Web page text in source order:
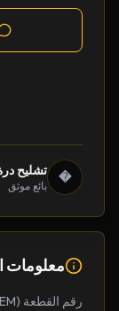
� تشليح
بائع موثق
معلومات
رقم القطعة (OEM)